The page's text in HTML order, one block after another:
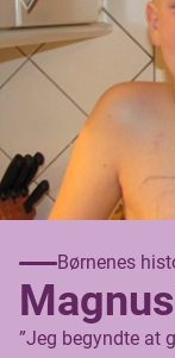
Børnenes
”Jeg begyndte at